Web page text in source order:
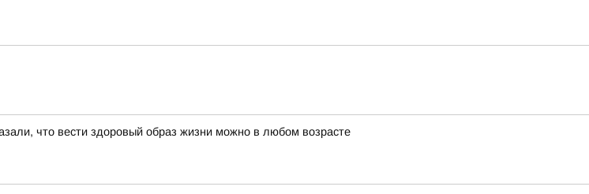
что вести здоровый образ жизни можно в любом возрасте